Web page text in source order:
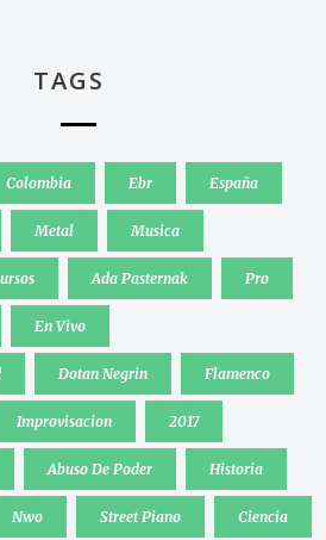
TAGS
Colombia Ebr España
Metal Musica
Ada Pasternak Pro
En Vivo
Dotan Negrin Flamenco
Improvisacion 2017
Abuso De Poder Historia
Nwo Street Piano Ciencia